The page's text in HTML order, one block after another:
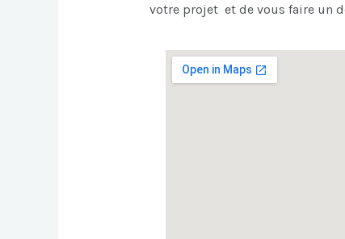
votre projet et de vous faire un